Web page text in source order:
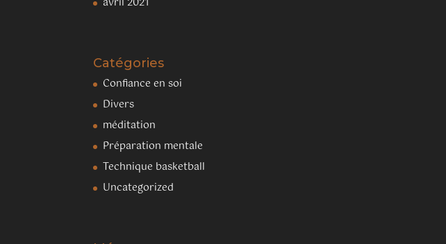
Catégories
Confiance en soi
Divers
méditation
Préparation mentale
Technique basketball
Uncategorized